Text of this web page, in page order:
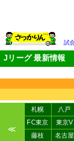
試
Jリーグ 最新情報
≪
札幌 八戸
FC東京
東京V
藤枝
名古屋